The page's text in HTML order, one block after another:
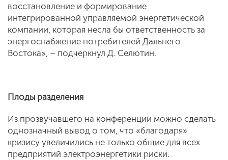
восстановление и формирование
интегрированной управляемой энергетической
компании, которая несла бы ответственность за
энергоснабжение потребителей Дальнего
Востока», – подчеркнул Д. Селютин.
Плоды разделения
Из прозвучавшего на конференции можно сделать
однозначный вывод о том, что «благодаря»
кризису увеличились не только общие для всех
предприятий электроэнергетики риски.